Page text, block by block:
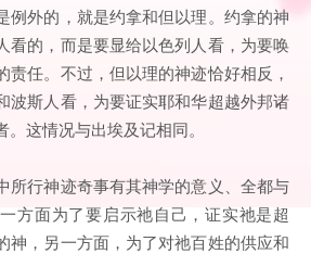
例外的，就是约拿和但以理。约拿的神
看的，而是要显给以色列人看，为要唤
责任。不过，但以理的神迹恰好相反，
波斯人看，为要证实耶和华超越外邦诸
这情况与出埃及记相同。
所行神迹奇事有其神学的意义、全都与
方面为了要启示祂自己，证实祂是超
神，另一方面，为了对祂百姓的供应和